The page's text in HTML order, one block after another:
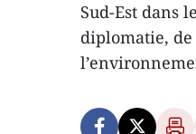
Sud-Est dans
diplomatie,